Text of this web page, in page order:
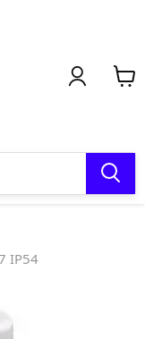
IP54